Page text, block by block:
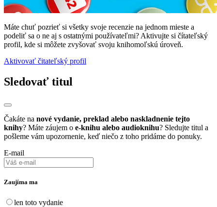
Máte chuť pozrieť si všetky svoje recenzie na jednom mieste a
podeliť sa o ne aj s ostatnými používateľmi? Aktivujte si čítateľský
profil, kde si môžete zvyšovať svoju knihomoľskú úroveň.
Aktivovať čitateľský profil
Sledovať titul
Čakáte na nové vydanie, preklad alebo naskladnenie tejto
knihy? Máte záujem o e-knihu alebo audioknihu? Sledujte titul a
pošleme vám upozornenie, keď niečo z toho pridáme do ponuky.
E-mail
Zaujíma ma
len toto vydanie